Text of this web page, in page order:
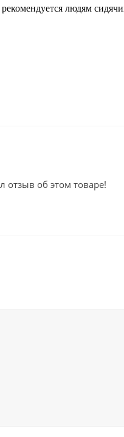
людям
отзыв об этом товаре!